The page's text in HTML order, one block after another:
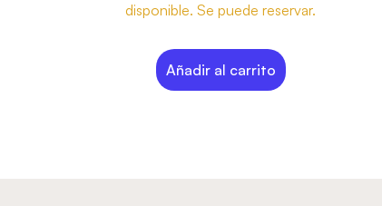
disponible. Se puede reservar.
Añadir al carrito